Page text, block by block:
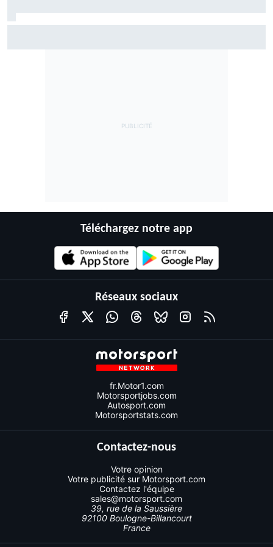
Téléchargez notre app
Réseaux sociaux
fr.Motor1.com
Motorsportjobs.com
Autosport.com
Motorsportstats.com
Contactez-nous
Votre opinion
Votre publicité sur Motorsport.com
Contactez l'équipe
sales@motorsport.com
39, rue de la Saussière
92100 Boulogne-Billancourt
France